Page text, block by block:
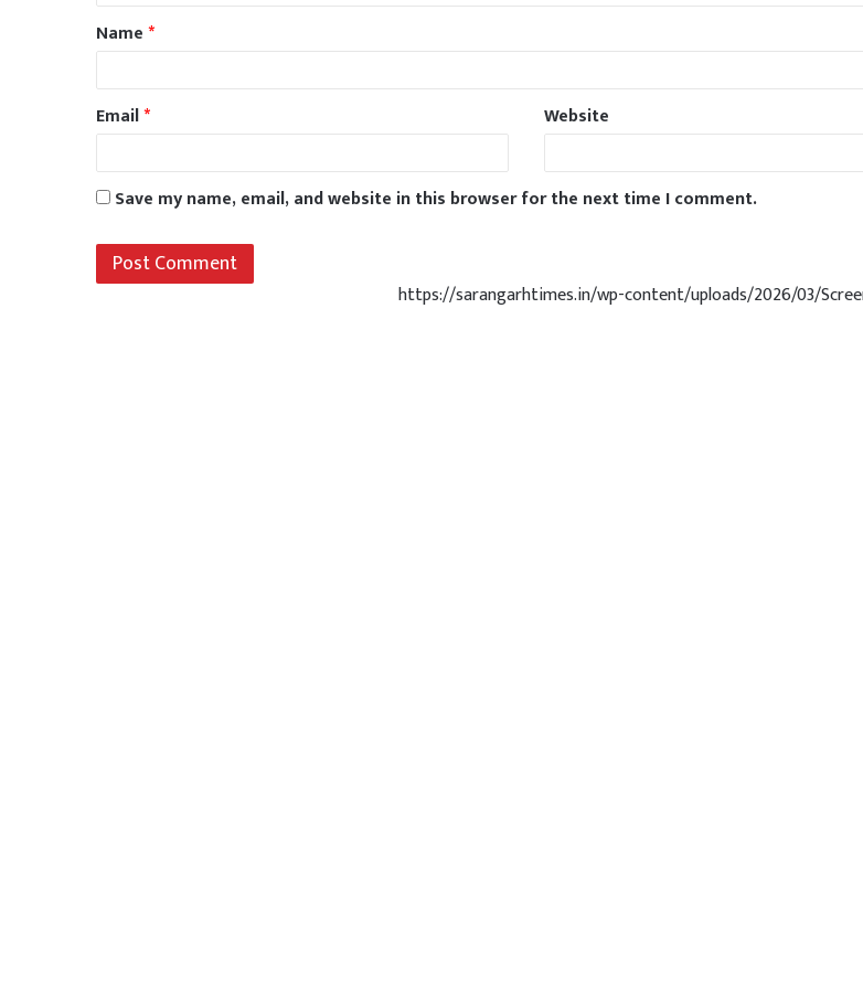
Name*
Email* Website
Save my name, email, and website in this browser for the next time I comment.
https://sarangarhtimes.in/wp-content/uploads/2026/03/